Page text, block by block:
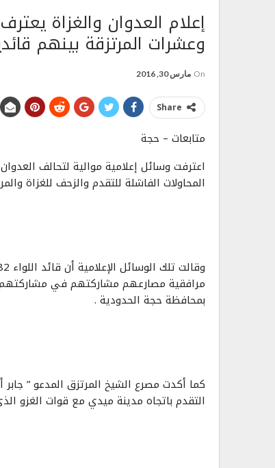
إعلام العدوان والغزاة
وعشرات المرتزقة بينهم
On مارس 30, 2016
Share
متابعات – حجة
اعترفت وسائل إعلامية موالية لتحالف
المحاولات الفاشلة للتقدم والزحف للغزاة
مرافقية مصارعهم مشاركتهم في مشاركتهم
بمحافظة حجة الحدودية .
كما أكدت مصرع الشيخ المرتزق المدعو ”
التقدم باتجاه مدينة ميدي مع قوات الغزو